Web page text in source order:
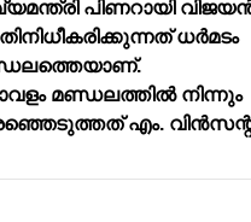
പിണറായി
ധർമടം
മണ്ഡലത്തിൽ നിന്നും
എം.